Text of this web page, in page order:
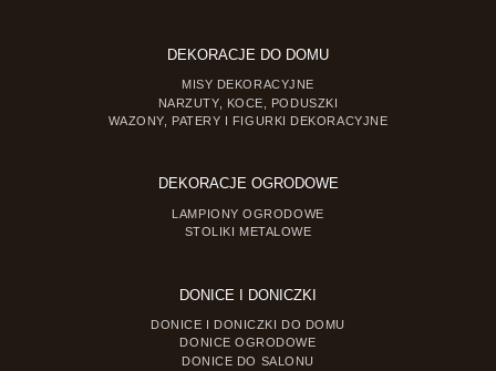
DEKORACJE DO DOMU
MISY DEKORACYJNE
NARZUTY, KOCE, PODUSZKI
WAZONY, PATERY I FIGURKI DEKORACYJNE
DEKORACJE OGRODOWE
LAMPIONY OGRODOWE
STOLIKI METALOWE
DONICE I DONICZKI
DONICE I DONICZKI DO DOMU
DONICE OGRODOWE
DONICE DO SALONU